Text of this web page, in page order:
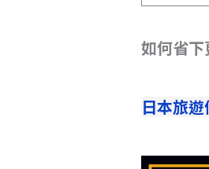
如何省下
日本旅